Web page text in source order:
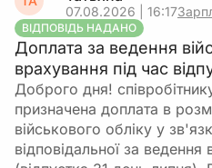
07.08.2026 | 16:17
ВІДПОВІДЬ НАДАНО
Доплата за ведення
врахування під час
Доброго дня!
призначена доплата в
військового обліку у
відповідальної за ведення